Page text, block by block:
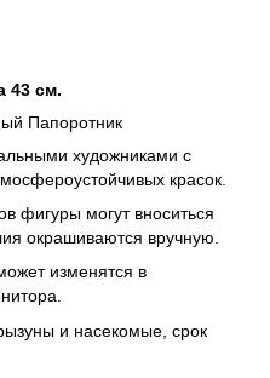
43 см.
Папоротник
художниками с
красок.
фигуры могут вноситься
окрашиваются вручную.
изменятся в
и насекомые, срок